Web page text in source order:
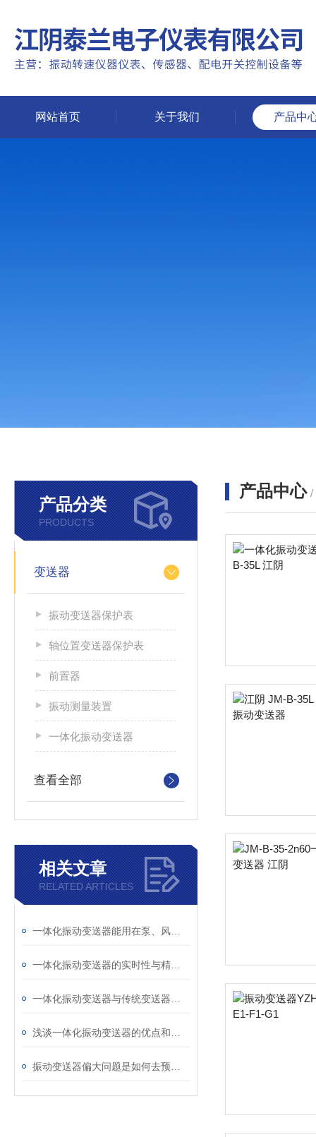
网站首页 关于我们 产品中
产品分类
PRODUCTS
变送器
振动变送器保护表
轴位置变送器保护表
前置器
振动测量装置
一体化振动变送器
查看全部
相关文章
RELATED ARTICLES
产品中心 /